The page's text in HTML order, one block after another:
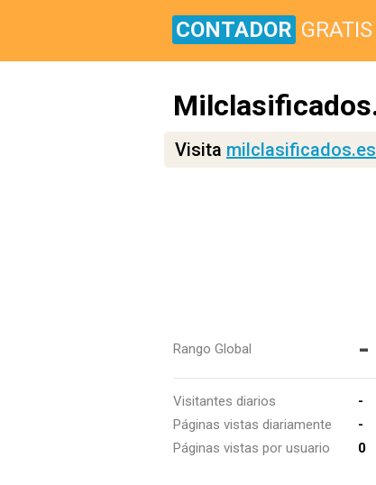
CONTADOR GRATIS
Visita milclasificados.es
Rango Global -
Visitantes diarios
-
Páginas vistas diariamente
-
Páginas vistas por usuario
0